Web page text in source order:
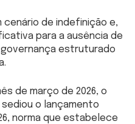
cenário de indefinição e,
para a ausência de
estruturado
de março de 2026, o
sediou o lançamento
norma que estabelece